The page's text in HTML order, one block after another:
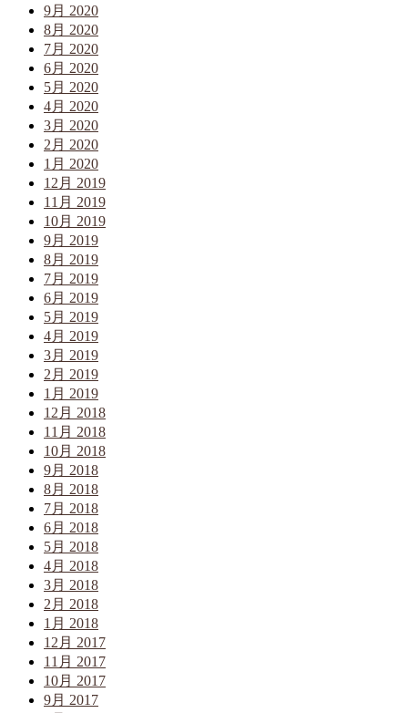
9月 2020
8月 2020
7月 2020
6月 2020
5月 2020
4月 2020
3月 2020
2月 2020
1月 2020
12月 2019
11月 2019
10月 2019
9月 2019
8月 2019
7月 2019
6月 2019
5月 2019
4月 2019
3月 2019
2月 2019
1月 2019
12月 2018
11月 2018
10月 2018
9月 2018
8月 2018
7月 2018
6月 2018
5月 2018
4月 2018
3月 2018
2月 2018
1月 2018
12月 2017
11月 2017
10月 2017
9月 2017